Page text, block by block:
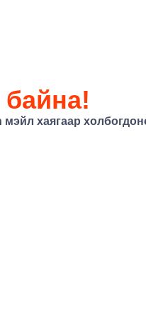
мэйл хаягаар